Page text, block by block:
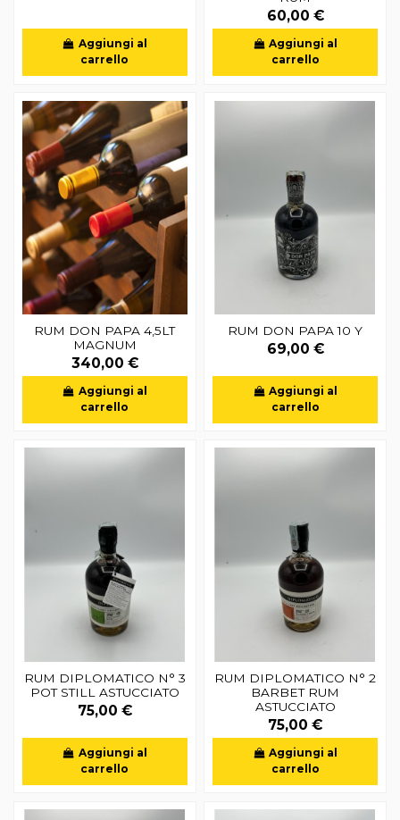
Aggiungi al
carrello
60,00 €
Aggiungi al
carrello
RUM DON PAPA 4,5LT
MAGNUM
340,00 €
Aggiungi al
carrello
RUM DON PAPA 10 Y
69,00 €
Aggiungi al
carrello
RUM DIPLOMATICO N° 3
POT STILL ASTUCCIATO
75,00 €
Aggiungi al
carrello
RUM DIPLOMATICO N° 2
BARBET RUM
ASTUCCIATO
75,00 €
Aggiungi al
carrello